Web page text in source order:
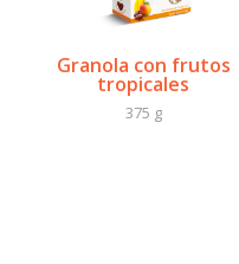
Granola con frutos
tropicales
375 g